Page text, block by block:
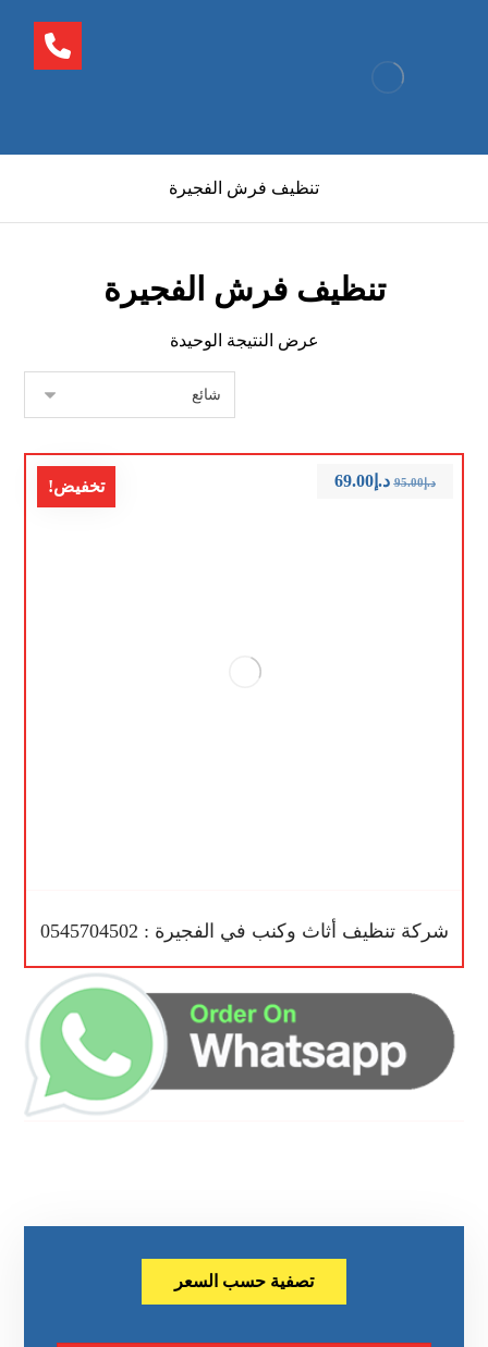
تنظيف فرش الفجيرة
تنظيف فرش الفجيرة
عرض النتيجة الوحيدة
تخفيض!
شركة تنظيف أثاث وكنب في الفجيرة : 0545704502
د.إ95.00 د.إ69.00
تصفية حسب السعر